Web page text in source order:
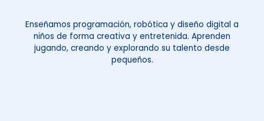
Enseñamos programación, robótica y diseño digital a
niños de forma creativa y entretenida. Aprenden
jugando, creando y explorando su talento desde
pequeños.